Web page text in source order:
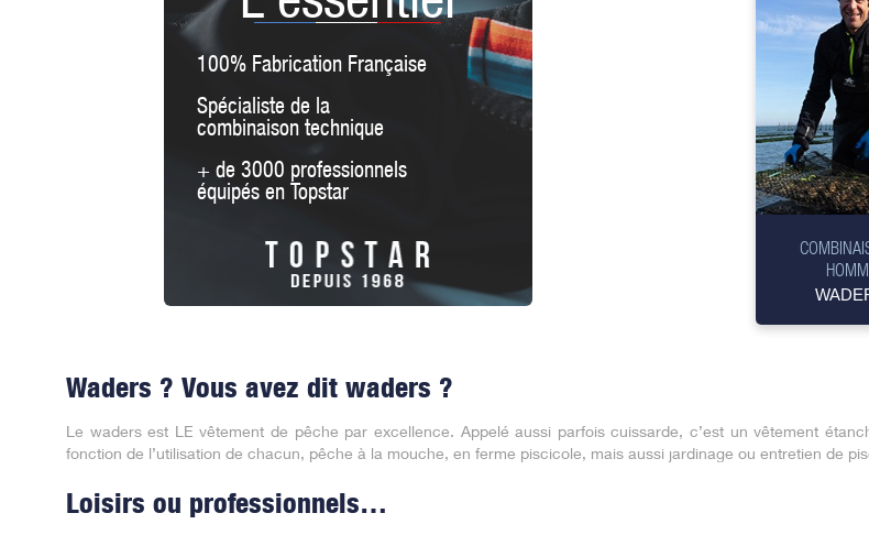
100% Fabrication Française
Spécialiste de la
combinaison technique
+ de 3000 professionnels
équipés en Topstar
Waders ? Vous avez dit waders ?
Le waders est LE vêtement de pêche par excellence. Appelé aussi parfois cuissarde, c’est un vêtement
fonction de l’utilisation de chacun, pêche à la mouche, en ferme piscicole, mais aussi jardinage ou entretien de
Loisirs ou professionnels…